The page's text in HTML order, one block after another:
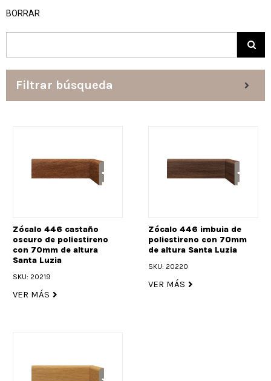
BORRAR
Filtrar búsqueda
Zócalo 446 castaño
oscuro de poliestireno
con 70mm de altura
Santa Luzia
SKU: 20219
VER MÁS
Zócalo 446 imbuia de
poliestireno con 70mm
de altura Santa Luzia
SKU: 20220
VER MÁS